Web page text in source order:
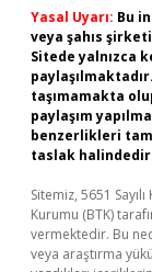
Yasal Uyarı: Bu
veya şahıs
Sitede yalnızca
taşımamakta
paylaşım
benzerlikleri
taslak
Sitemiz, 5651
Kurumu (BTK)
vermektedir. Bu
veya araştırma